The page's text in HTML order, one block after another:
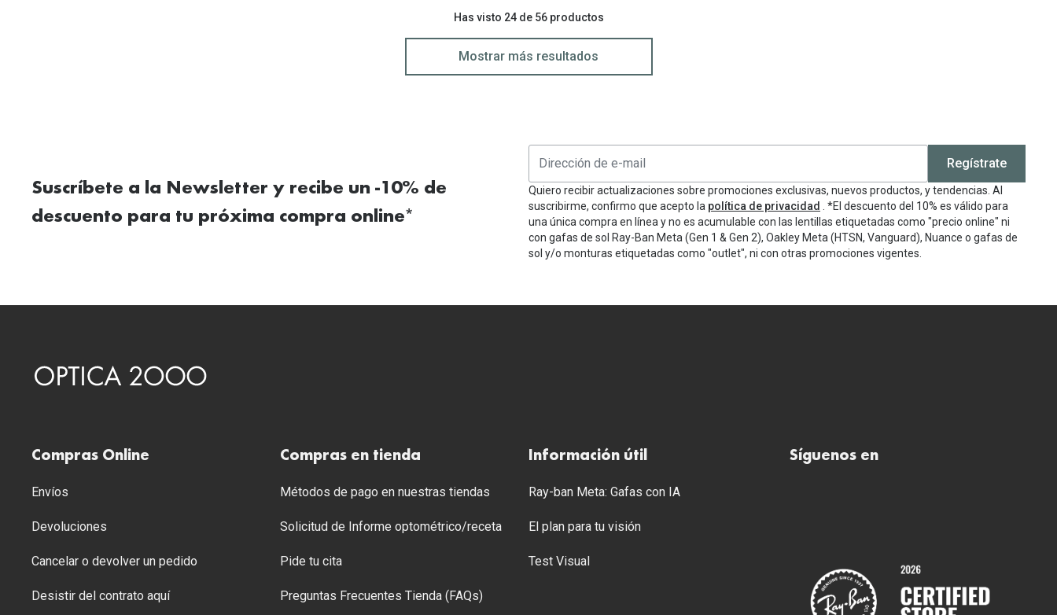
Has visto 24 de 56 productos
Mostrar más resultados
Suscríbete a la Newsletter y recibe un -10% de
descuento para tu próxima compra online*
Regístrate
Quiero recibir actualizaciones sobre promociones exclusivas, nuevos productos, y tendencias. Al
suscribirme, confirmo que acepto la política de privacidad
. *El descuento del 10% es válido para
una única compra en línea y no es acumulable con las lentillas etiquetadas como "precio online" ni
con gafas de sol Ray-Ban Meta (Gen 1 & Gen 2), Oakley Meta (HTSN, Vanguard), Nuance o gafas de
sol y/o monturas etiquetadas como "outlet", ni con otras promociones vigentes.
Compras Online
Envíos
Devoluciones
Cancelar o devolver un pedido
Desistir del contrato aquí
Compras en tienda
Métodos de pago en nuestras tiendas
Solicitud de Informe optométrico/receta
Pide tu cita
Preguntas Frecuentes Tienda (FAQs)
Información útil
Ray-ban Meta: Gafas con IA
El plan para tu visión
Test Visual
Síguenos en